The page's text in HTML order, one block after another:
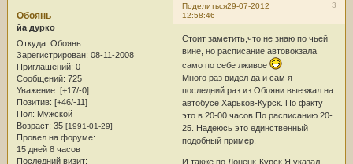
Поделиться 3
29-07-2012
12:58:46
Обоянь
йа дурко
Откуда: Обоянь
Зарегистрирован: 08-11-2008
Приглашений: 0
Сообщений: 725
Уважение: [+17/-0]
Позитив: [+46/-11]
Пол: Мужской
Возраст: 35 [1991-01-29]
Провел на форуме:
15 дней 8 часов
Последний визит:
Стоит заметить,что не знаю по чьей
вине, но расписание автовокзала
само по себе лживое
Много раз видел да и сам я
последний раз из Обояни выезжал на
автобусе Харьков-Курск. По факту
это в 20-00 часов.По расписанию 20-
25. Надеюсь это единственный
подобный пример.
И также по Донецк-Курск.Я указал